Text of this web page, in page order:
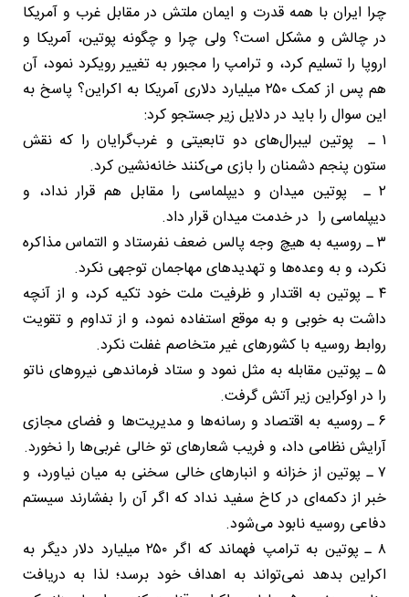
چرا ایران با همه قدرت و ایمان ملتش در مقابل غرب و آمریکا
در چالش و مشکل است؟ ولی چرا و چگونه پوتین، آمریکا و
اروپا را تسلیم کرد، و ترامپ را مجبور به تغییر رویکرد نمود، آن
هم پس از کمک ۲۵۰ میلیارد دلاری آمریکا به اکراین؟ پاسخ به
این سوال را باید در دلایل زیر جستجو کرد:
۱ ـ پوتین لیبرال‌های دو تابعیتی و غرب‌گرایان را که نقش
ستون پنجم دشمنان را بازی می‌کنند خانه‌نشین کرد.
۲ ـ پوتین میدان و دیپلماسی را مقابل هم قرار نداد، و
دیپلماسی را در خدمت میدان قرار داد.
۳ ـ روسیه به هیچ وجه پالس ضعف نفرستاد و التماس مذاکره
نکرد، و به وعده‌ها و تهدیدهای مهاجمان توجهی نکرد.
۴ ـ پوتین به اقتدار و ظرفیت ملت خود تکیه کرد، و از آنچه
داشت به خوبی و به موقع استفاده نمود، و از تداوم و تقویت
روابط روسیه با کشورهای غیر متخاصم غفلت نکرد.
۵ ـ پوتین مقابله به مثل نمود و ستاد فرماندهی نیروهای ناتو
را در اوکراین زیر آتش گرفت.
۶ ـ روسیه به اقتصاد و رسانه‌ها و مدیریت‌ها و فضای مجازی
آرایش نظامی داد، و فریب شعارهای تو خالی غربی‌ها را نخورد.
۷ ـ پوتین از خزانه و انبارهای خالی سخنی به میان نیاورد، و
خبر از دکمه‌ای در کاخ سفید نداد که اگر آن را بفشارند سیستم
دفاعی روسیه نابود می‌شود.
۸ ـ پوتین به ترامپ فهماند که اگر ۲۵۰ میلیارد دلار دیگر به
اکراین بدهد نمی‌تواند به اهداف خود برسد؛ لذا به دریافت